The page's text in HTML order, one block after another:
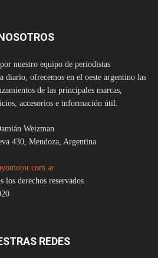
nuestro equipo de periodistas
diario, ofrecemos en el oeste argentino las
de las principales marcas,
accesorios e información útil.
Weizman
430, Mendoza, Argentina
derechos reservados
REDES